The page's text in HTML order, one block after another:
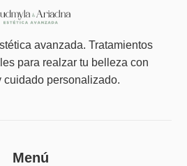
avanzada. Tratamientos
para realzar tu belleza con
cuidado personalizado.
Menú